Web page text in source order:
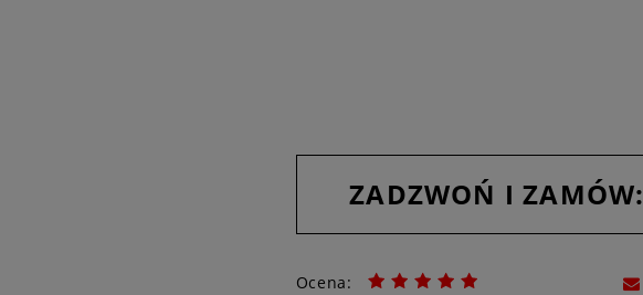
ZADZWOŃ I ZAMÓW:
Ocena: